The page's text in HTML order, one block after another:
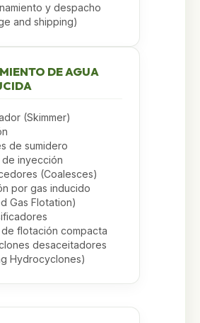
y despacho
and shipping)
DE AGUA
(Skimmer)
de sumidero
de inyección
(Coalesces)
por gas inducido
Gas Flotation)
flotación compacta
desaceitadores
Hydrocyclones)